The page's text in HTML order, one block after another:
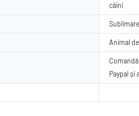
câini
Animal
Paypal și